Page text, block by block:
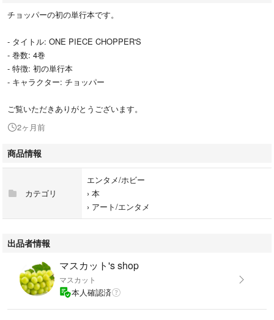
チョッパーの初の単行本です。
- タイトル: ONE PIECE CHOPPER'S
- 巻数: 4巻
- 特徴: 初の単行本
- キャラクター: チョッパー
ご覧いただきありがとうございます。
2ヶ月前
商品情報
カテゴリ
エンタメ/ホビー
› 本
› アート/エンタメ
出品者情報
マスカット's shop
マスカット
本人確認済